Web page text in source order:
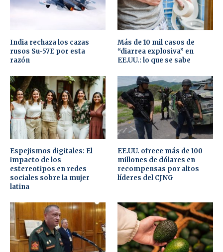
India rechaza los cazas
rusos Su-57E por esta
razón
Más de 10 mil casos de
“diarrea explosiva” en
EE.UU.: lo que se sabe
Espejismos digitales: El
impacto de los
estereotipos en redes
sociales sobre la mujer
latina
EE.UU. ofrece más de 100
millones de dólares en
recompensas por altos
líderes del CJNG